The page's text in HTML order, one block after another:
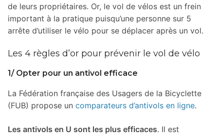
de leurs propriétaires. Or, le vol de vélos est un frein
important à la pratique puisqu’une personne sur 5
arrête d’utiliser le vélo pour se déplacer après un vol.
Les 4 règles d’or pour prévenir le vol de vélo
1/ Opter pour un antivol efficace
La Fédération française des Usagers de la Bicyclette
(FUB) propose un comparateurs d’antivols en ligne.
Les antivols en U sont les plus efficaces. Il est